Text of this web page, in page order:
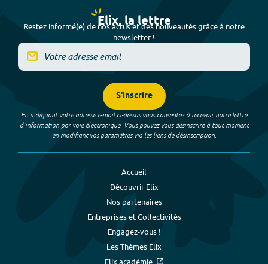
Elix, la lettre
Restez informé(e) de nos actus et des nouveautés grâce à notre
newsletter !
S'inscrire
En indiquant votre adresse e-mail ci-dessus vous consentez à recevoir notre lettre
d’information par voie électronique. Vous pouvez vous désinscrire à tout moment
en modifiant vos paramètres via les liens de désinscription.
Accueil
Découvrir Elix
Nos partenaires
Entreprises et Collectivités
Engagez-vous !
Les Thèmes Elix
Elix académie